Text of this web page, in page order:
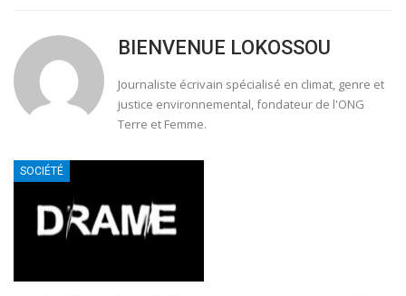
BIENVENUE LOKOSSOU
Journaliste écrivain spécialisé en climat, genre et
justice environnemental, fondateur de l'ONG
Terre et Femme.
SOCIÉTÉ